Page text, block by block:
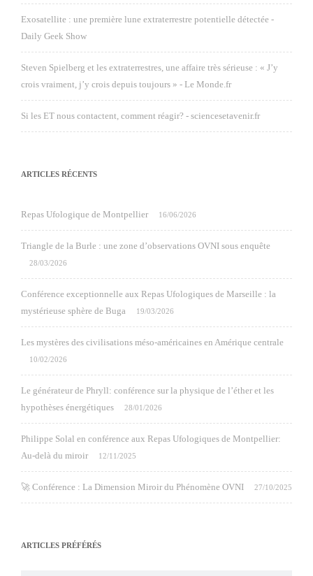
Exosatellite : une première lune extraterrestre potentielle détectée -
Daily Geek Show
Steven Spielberg et les extraterrestres, une affaire très sérieuse : « J’y
crois vraiment, j’y crois depuis toujours » - Le Monde.fr
Si les ET nous contactent, comment réagir? - sciencesetavenir.fr
ARTICLES RÉCENTS
Repas Ufologique de Montpellier 16/06/2026
Triangle de la Burle : une zone d’observations OVNI sous enquête
28/03/2026
Conférence exceptionnelle aux Repas Ufologiques de Marseille : la
mystérieuse sphère de Buga
19/03/2026
Les mystères des civilisations méso-américaines en Amérique centrale
10/02/2026
Le générateur de Phryll: conférence sur la physique de l’éther et les
hypothèses énergétiques
28/01/2026
Philippe Solal en conférence aux Repas Ufologiques de Montpellier:
Au-delà du miroir
12/11/2025
🚀 Conférence : La Dimension Miroir du Phénomène OVNI 27/10/2025
ARTICLES PRÉFÉRÉS